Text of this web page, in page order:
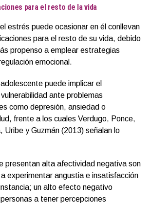
para el resto de la vida
estrés puede ocasionar en él conllevan
para el resto de su vida, debido
propenso a emplear estrategias
emocional.
puede implicar el
ante problemas
como depresión, ansiedad o
frente a los cuales Verdugo, Ponce,
Uribe y Guzmán (2013) señalan lo
presentan alta afectividad negativa son
experimentar angustia e insatisfacción
un alto efecto negativo
a tener percepciones